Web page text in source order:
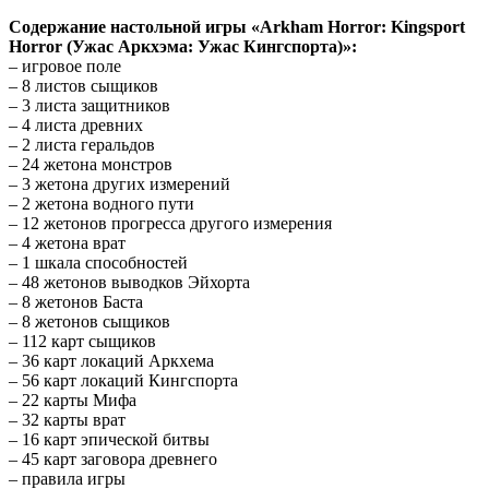
Содержание настольной игры «Arkham Horror: Kingsport
Horror (Ужас Аркхэма: Ужас Кингспорта)»:
– игровое поле
– 8 листов сыщиков
– 3 листа защитников
– 4 листа древних
– 2 листа геральдов
– 24 жетона монстров
– 3 жетона других измерений
– 2 жетона водного пути
– 12 жетонов прогресса другого измерения
– 4 жетона врат
– 1 шкала способностей
– 48 жетонов выводков Эйхорта
– 8 жетонов Баста
– 8 жетонов сыщиков
– 112 карт сыщиков
– 36 карт локаций Аркхема
– 56 карт локаций Кингспорта
– 22 карты Мифа
– 32 карты врат
– 16 карт эпической битвы
– 45 карт заговора древнего
– правила игры